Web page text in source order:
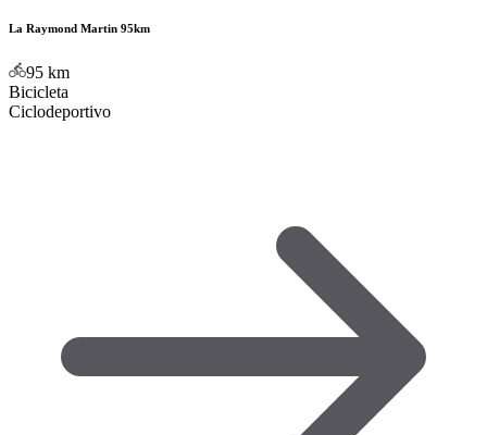
La Raymond Martin 95km
95 km
Bicicleta
Ciclodeportivo